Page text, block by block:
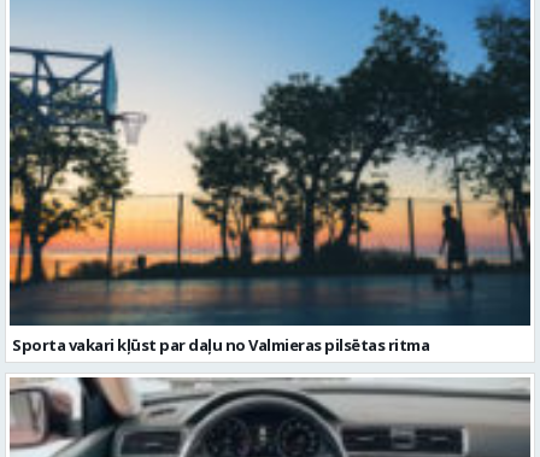
Sporta vakari kļūst par daļu no Valmieras pilsētas ritma